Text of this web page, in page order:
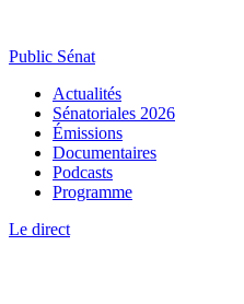
Public Sénat
Actualités
Sénatoriales 2026
Émissions
Documentaires
Podcasts
Programme
Le direct